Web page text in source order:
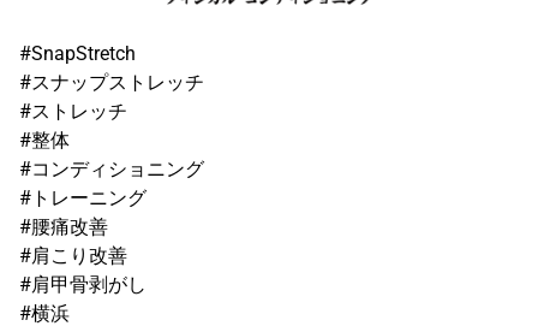
#SnapStretch
#スナップストレッチ
#ストレッチ
#整体
#コンディショニング
#トレーニング
#腰痛改善
#肩こり改善
#肩甲骨剥がし
#横浜